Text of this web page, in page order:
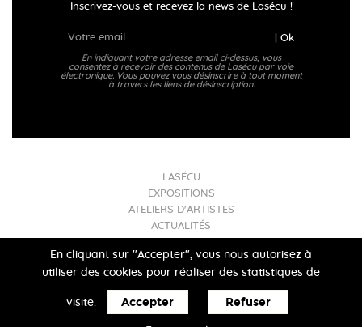
Inscrivez-vous et recevez la news de Lasécu !
| Ok
En indiquant votre adresse email ci-dessus, vous
consentez à recevoir des contenus de Lasécu par voie
électronique. Vous pouvez vous désinscrire à tout moment
à travers les liens de désinscription.
LASÉCU
EXPOSITIONS
ATELIERS D'ARTISTES
ACTUALITÉS
- Lasécu 2017
En cliquant sur "Accepter", vous nous autorisez à
utiliser des cookies pour réaliser des statistiques de
visite. Accepter Refuser